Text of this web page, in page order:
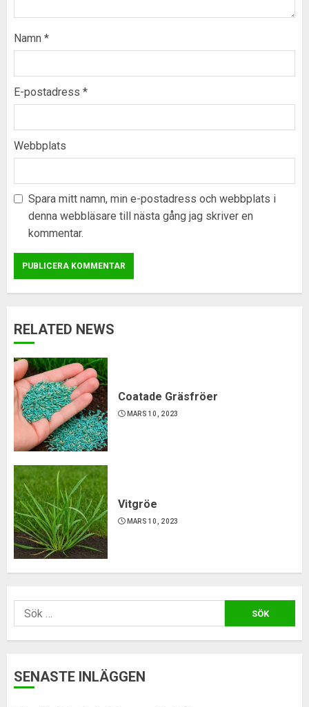
Namn *
E-postadress *
Webbplats
Spara mitt namn, min e-postadress och webbplats i
denna webbläsare till nästa gång jag skriver en
kommentar.
RELATED NEWS
Coatade Gräsfröer
MARS 10, 2023
Vitgröe
MARS 10, 2023
Sök
efter:
SENASTE INLÄGGEN